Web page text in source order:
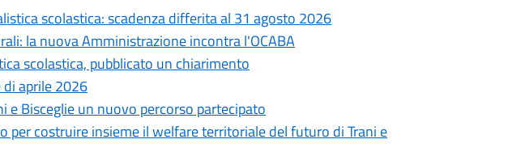
scolastica: scadenza differita al 31 agosto 2026
la nuova Amministrazione incontra l'OCABA
scolastica, pubblicato un chiarimento
di aprile 2026
e Bisceglie un nuovo percorso partecipato
per costruire insieme il welfare territoriale del futuro di Trani e